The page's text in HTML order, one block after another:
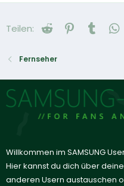
Teilen: Reddit Pinterest
Tumblr
Fernseher
Willkommen im SAMSUNG
Hier kannst du dich über
anderen Usern austauschen